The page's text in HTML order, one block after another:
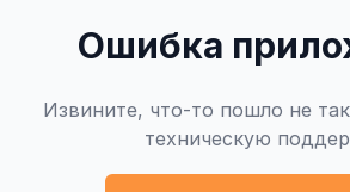
Ошибка
Извините, что-то пошло не
техническую